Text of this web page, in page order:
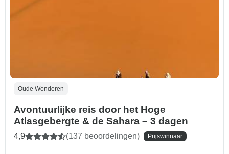
Oude Wonderen
Avontuurlijke reis door het Hoge
Atlasgebergte & de Sahara – 3 dagen
4,9 (137 beoordelingen) Prijswinnaar